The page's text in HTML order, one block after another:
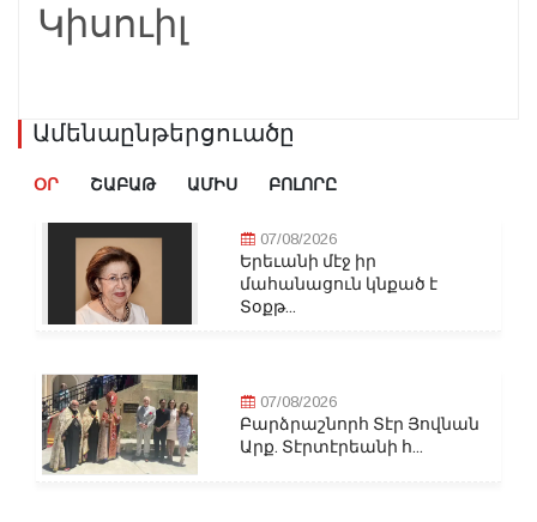
Կիսուիլ
Ամենաընթերցուածը
ՕՐ ՇԱԲԱԹ ԱՄԻՍ ԲՈԼՈՐԸ
07/08/2026
Երեւանի մէջ իր
մահանացուն կնքած է
Տօքթ...
07/08/2026
Բարձրաշնորհ Տէր Յովնան
Արք. Տէրտէրեանի հ...